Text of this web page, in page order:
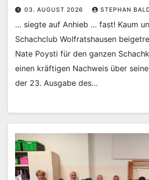
03. AUGUST 2026 STEPHAN
… siegte auf Anhieb … fast! Kaum
Schachclub Wolfratshausen
Nate Poysti für den ganzen
einen kräftigen Nachweis über
der 23. Ausgabe des…